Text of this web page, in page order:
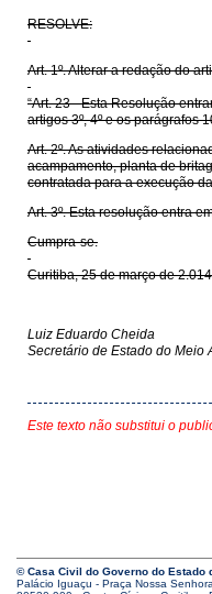
RESOLVE:
Art. 1º. Alterar a redação do
“Art. 23 - Esta Resolução
artigos 3º, 4º e os parágrafos
Art. 2º. As atividades
acampamento, planta de
contratada para a execução
Art. 3º. Esta resolução entra
Cumpra-se.
Curitiba, 25 de março de
Luiz Eduardo Cheida
Secretário de Estado do Meio
Este texto não substitui o
© Casa Civil do Governo do Estado
Palácio Iguaçu - Praça Nossa